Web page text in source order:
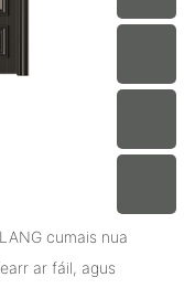
cumais nua
ar fáil, agus